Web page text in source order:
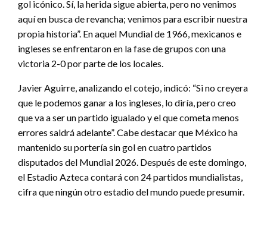
gol icónico. Sí, la herida sigue abierta, pero no venimos
aquí en busca de revancha; venimos para escribir nuestra
propia historia”. En aquel Mundial de 1966, mexicanos e
ingleses se enfrentaron en la fase de grupos con una
victoria 2-0 por parte de los locales.
Javier Aguirre, analizando el cotejo, indicó: “Si no creyera
que le podemos ganar a los ingleses, lo diría, pero creo
que va a ser un partido igualado y el que cometa menos
errores saldrá adelante”. Cabe destacar que México ha
mantenido su portería sin gol en cuatro partidos
disputados del Mundial 2026. Después de este domingo,
el Estadio Azteca contará con 24 partidos mundialistas,
cifra que ningún otro estadio del mundo puede presumir.